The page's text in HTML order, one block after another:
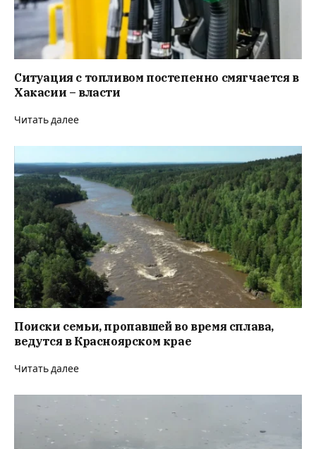
Ситуация с топливом постепенно смягчается в
Хакасии – власти
Читать далее
Поиски семьи, пропавшей во время сплава,
ведутся в Красноярском крае
Читать далее